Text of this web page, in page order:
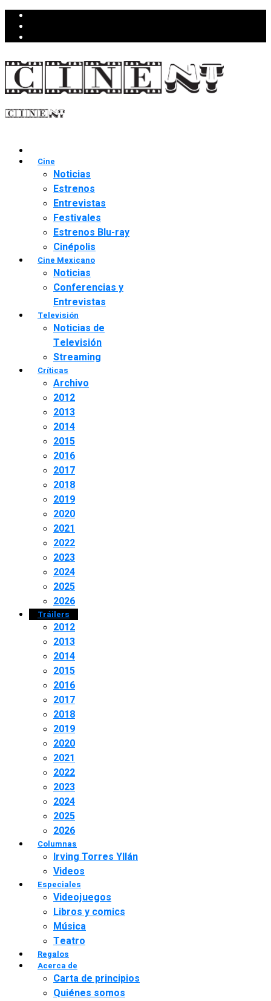
Cine
Noticias
Estrenos
Entrevistas
Festivales
Estrenos Blu-ray
Cinépolis
Cine Mexicano
Noticias
Conferencias y
Entrevistas
Televisión
Noticias de
Televisión
Streaming
Críticas
Archivo
2012
2013
2014
2015
2016
2017
2018
2019
2020
2021
2022
2023
2024
2025
2026
Tráilers
2012
2013
2014
2015
2016
2017
2018
2019
2020
2021
2022
2023
2024
2025
2026
Columnas
Irving Torres Yllán
Videos
Especiales
Videojuegos
Libros y comics
Música
Teatro
Regalos
Acerca de
Carta de principios
Quiénes somos